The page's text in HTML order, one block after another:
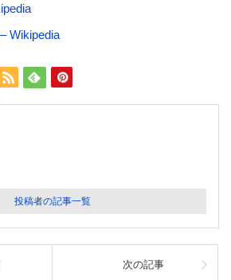
Wikipedia
投稿者の記事一覧
次の記事